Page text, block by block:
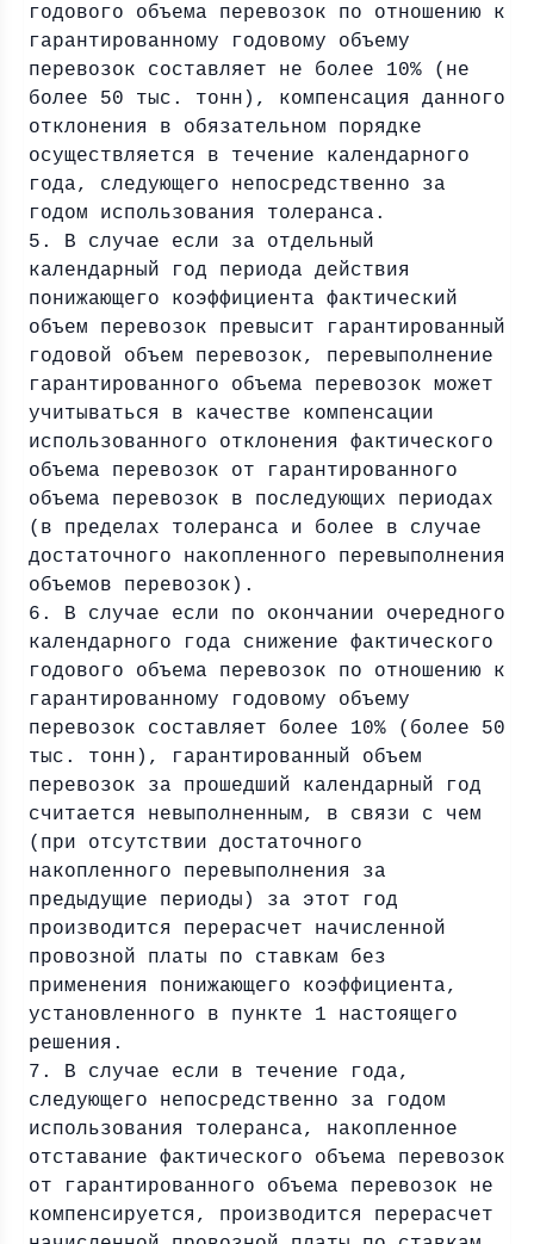
годового объема перевозок по отношению к
гарантированному годовому объему
перевозок составляет не более 10% (не
более 50 тыс. тонн), компенсация данного
отклонения в обязательном порядке
осуществляется в течение календарного
года, следующего непосредственно за
годом использования толеранса.
5. В случае если за отдельный
календарный год периода действия
понижающего коэффициента фактический
объем перевозок превысит гарантированный
годовой объем перевозок, перевыполнение
гарантированного объема перевозок может
учитываться в качестве компенсации
использованного отклонения фактического
объема перевозок от гарантированного
объема перевозок в последующих периодах
(в пределах толеранса и более в случае
достаточного накопленного перевыполнения
объемов перевозок).
6. В случае если по окончании очередного
календарного года снижение фактического
годового объема перевозок по отношению к
гарантированному годовому объему
перевозок составляет более 10% (более 50
тыс. тонн), гарантированный объем
перевозок за прошедший календарный год
считается невыполненным, в связи с чем
(при отсутствии достаточного
накопленного перевыполнения за
предыдущие периоды) за этот год
производится перерасчет начисленной
провозной платы по ставкам без
применения понижающего коэффициента,
установленного в пункте 1 настоящего
решения.
7. В случае если в течение года,
следующего непосредственно за годом
использования толеранса, накопленное
отставание фактического объема перевозок
от гарантированного объема перевозок не
компенсируется, производится перерасчет